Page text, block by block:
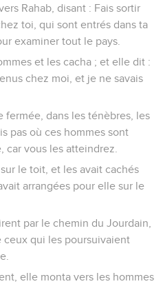
Rahab, disant : Fais sortir
toi, qui sont entrés dans ta
examiner tout le pays.
et les cacha ; et elle dit :
chez moi, et je ne savais
fermée, dans les ténèbres, les
pas où ces hommes sont
car vous les atteindrez.
le toit, et les avait cachés
arrangées pour elle sur le
par le chemin du Jourdain,
ceux qui les poursuivaient
elle monta vers les hommes